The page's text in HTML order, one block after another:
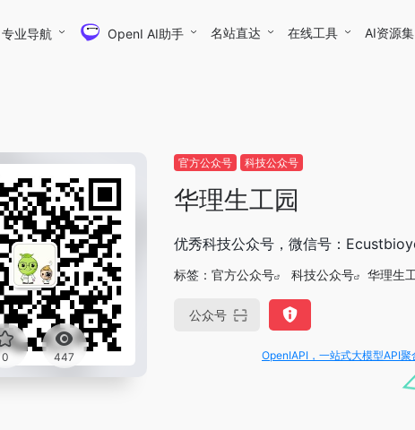
专业导航 OpenI AI助手 名站直达 在线工具 AI资源集
0 447
官方公众号 科技公众号
华理生工园
优秀科技公众号，微信号：
标签： 官方公众号 科技公众号 华理生
公众号
OpenIAPI，一站式大模型API聚合平台